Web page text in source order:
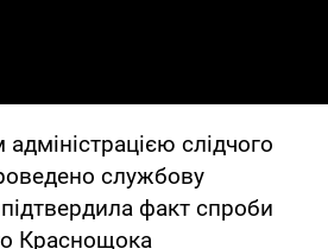
слідчого
службову
факт спроби
Краснощока